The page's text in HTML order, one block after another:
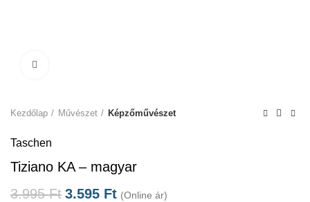
Kezdőlap Művészet Képzőművészet
Taschen
Tiziano KA – magyar
3.995Ft 3.595 Ft (Online ár)